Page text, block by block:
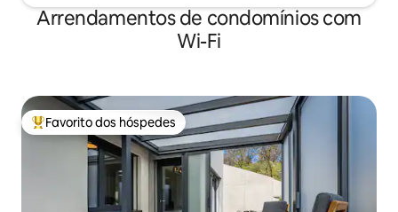
Arrendamentos de condomínios com
Wi-Fi
Favoritos dos hóspedes mais apreciados
Favorito dos hóspedes